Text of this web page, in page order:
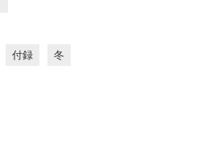
付録 冬